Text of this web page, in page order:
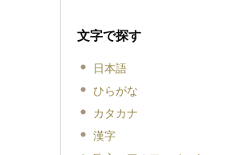
文字で探す
日本語
ひらがな
カタカナ
漢字